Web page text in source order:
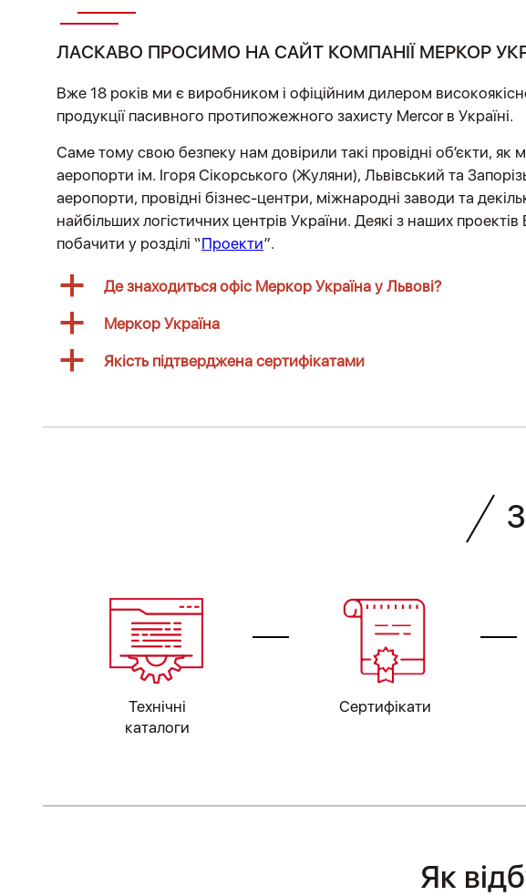
ЛАСКАВО ПРОСИМО НА САЙТ КОМПАНІЇ МЕРКОР
Вже 18 років ми є виробником і офіційним дилером
продукції пасивного протипожежного захисту Mercor в Україні.
Саме тому свою безпеку нам довірили такі провідні об’єкти, як
аеропорти ім. Ігоря Сікорського (Жуляни), Львівський та
аеропорти, провідні бізнес-центри, міжнародні заводи та
найбільших логістичних центрів України. Деякі з наших
побачити у розділі “Проекти”.
a Де знаходиться офіс Меркор Україна у Львові?
a Меркор Україна
a Якість підтверджена сертифікатами
Технічні
каталоги
Сертифікати
Як